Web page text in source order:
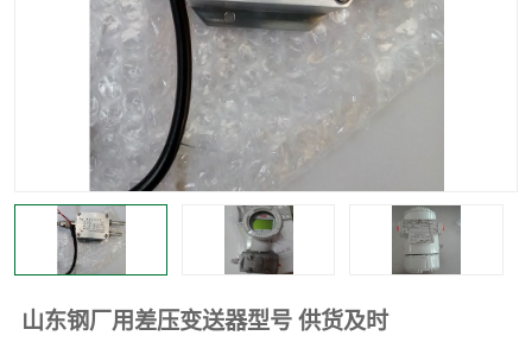
山东钢厂用差压变送器型号 供货及时
差压变送器 温度传感器变送器
压力变送器 电容物位计
温度显示控制仪表 电量变送器
流量计 工业自动化系统成套设备